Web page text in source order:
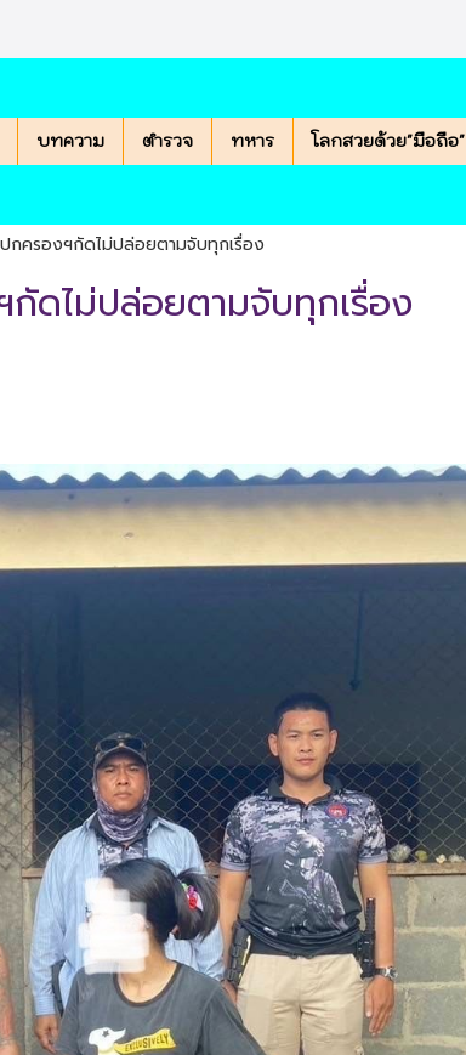
บทความ ตำรวจ ทหาร โลกสวยด้วย"มือถือ"
กครองฯกัดไม่ปล่อยตามจับทุกเรื่อง
ดไม่ปล่อยตามจับทุกเรื่อง